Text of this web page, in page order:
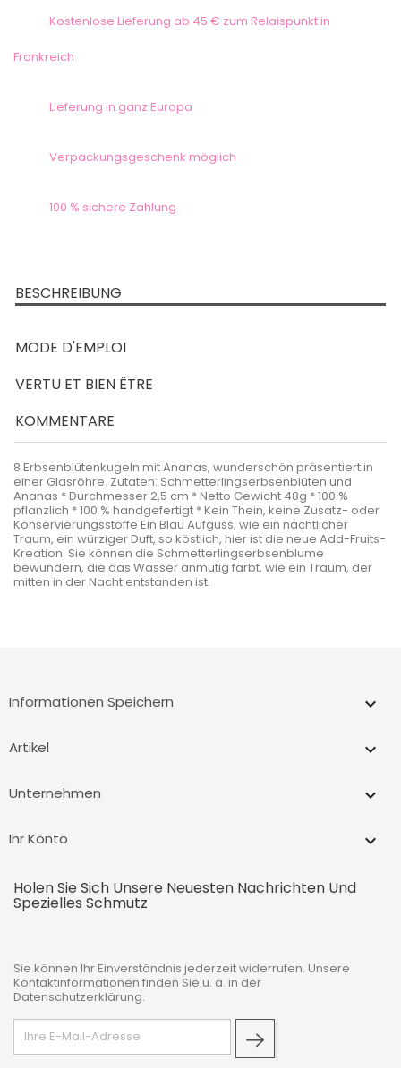
Kostenlose Lieferung ab 45 € zum Relaispunkt in
Frankreich
Lieferung in ganz Europa
Verpackungsgeschenk möglich
100 % sichere Zahlung
BESCHREIBUNG
MODE D'EMPLOI
VERTU ET BIEN ÊTRE
KOMMENTARE
8 Erbsenblütenkugeln mit Ananas, wunderschön präsentiert in
einer Glasröhre. Zutaten: Schmetterlingserbsenblüten und
Ananas * Durchmesser 2,5 cm * Netto Gewicht 48g * 100 %
pflanzlich * 100 % handgefertigt * Kein Thein, keine Zusatz- oder
Konservierungsstoffe Ein Blau Aufguss, wie ein nächtlicher
Traum, ein würziger Duft, so köstlich, hier ist die neue Add-Fruits-
Kreation. Sie können die Schmetterlingserbsenblume
bewundern, die das Wasser anmutig färbt, wie ein Traum, der
mitten in der Nacht entstanden ist.
Informationen Speichern keyboard_arrow_down
Artikel 
Unternehmen 
Ihr Konto 
Holen Sie Sich Unsere Neuesten Nachrichten Und
Spezielles Schmutz
Sie können Ihr Einverständnis jederzeit widerrufen. Unsere
Kontaktinformationen finden Sie u. a. in der
Datenschutzerklärung.